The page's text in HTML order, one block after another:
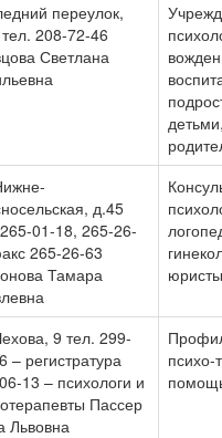
переулок,
208-72-46
Светлана
д.45
01-18, 265-26-
265-26-63
Тамара
9 тел. 299-
– регистратура
13 – психологи и
Пассер
Львовна
психо-